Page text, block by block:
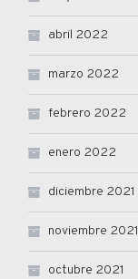
abril 2022
marzo 2022
febrero 2022
enero 2022
diciembre 2021
noviembre 2021
octubre 2021